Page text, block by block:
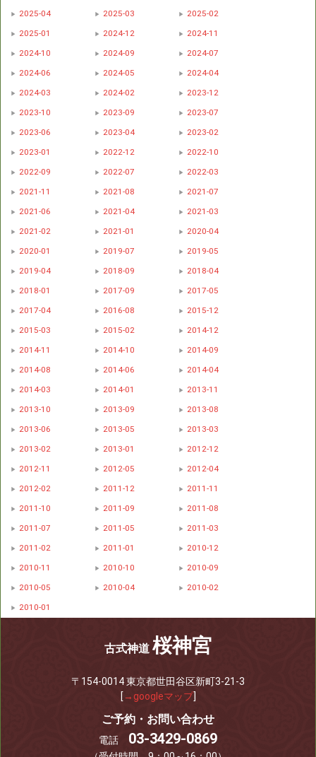
2025-04
2025-03
2025-02
2025-01
2024-12
2024-11
2024-10
2024-09
2024-07
2024-06
2024-05
2024-04
2024-03
2024-02
2023-12
2023-10
2023-09
2023-07
2023-06
2023-04
2023-02
2023-01
2022-12
2022-10
2022-09
2022-07
2022-03
2021-11
2021-08
2021-07
2021-06
2021-04
2021-03
2021-02
2021-01
2020-04
2020-01
2019-07
2019-05
2019-04
2018-09
2018-04
2018-01
2017-09
2017-05
2017-04
2016-08
2015-12
2015-03
2015-02
2014-12
2014-11
2014-10
2014-09
2014-08
2014-06
2014-04
2014-03
2014-01
2013-11
2013-10
2013-09
2013-08
2013-06
2013-05
2013-03
2013-02
2013-01
2012-12
2012-11
2012-05
2012-04
2012-02
2011-12
2011-11
2011-10
2011-09
2011-08
2011-07
2011-05
2011-03
2011-02
2011-01
2010-12
2010-11
2010-10
2010-09
2010-05
2010-04
2010-02
2010-01
古式神道 桜神宮
〒154-0014 東京都世田谷区新町3-21-3
[→googleマップ]
ご予約・お問い合わせ
電話 03-3429-0869